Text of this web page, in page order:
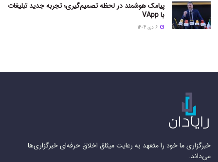
پیامک هوشمند در لحظه تصمیم‌گیری؛ تجربه جدید تبلیغات
با VApp
خبرگزاری ما خود را متعهد به رعایت میثاق اخلاق حرفه‌ای خبرگزاری‌ها
می‌داند.